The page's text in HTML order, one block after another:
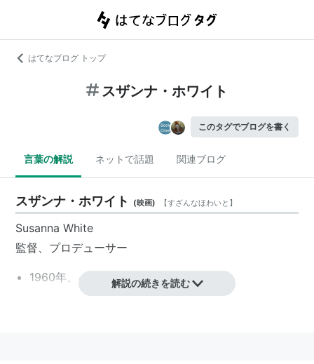
はてなブログ トップ
スザンナ・ホワイト
このタグでブログを書く
言葉の解説 ネットで話題 関連ブログ
スザンナ・ホワイト (映画) 【すざんなほわいと 】
Susanna White
監督、プロデューサー
1960年、イギリス生まれ
解説の続きを読む